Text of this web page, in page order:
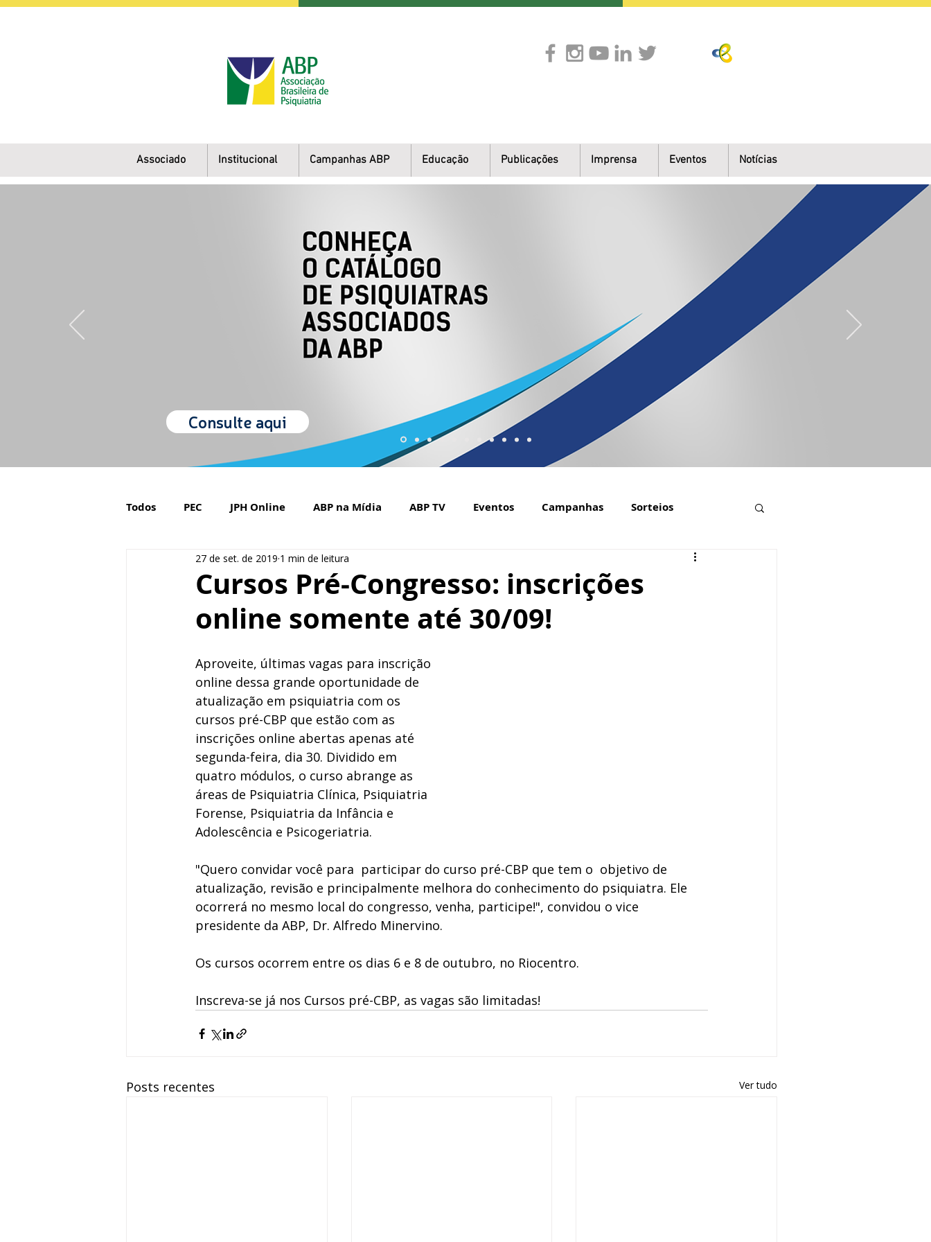
Associado Institucional Campanhas ABP Educação Publicações Imprensa Eventos Notícias
Consulte aqui
Todos PEC JPH Online ABP na Mídia ABP TV Eventos Campanhas Sorteios
Orgulho de ser Psiquiatra Setembro Amarelo na mídia
Cursos Pré-Congresso: inscrições
online somente até 30/09!
27 de set. de 2019 1 min de leitura
Aproveite, últimas vagas para inscrição
online dessa grande oportunidade de
atualização em psiquiatria com os
cursos pré-CBP que estão com as
inscrições online abertas apenas até
segunda-feira, dia 30. Dividido em
quatro módulos, o curso abrange as
áreas de Psiquiatria Clínica, Psiquiatria
Forense, Psiquiatria da Infância e
Adolescência e Psicogeriatria.
"Quero convidar você para  participar do curso pré-CBP que tem o  objetivo de
atualização, revisão e principalmente melhora do conhecimento do psiquiatra. Ele
ocorrerá no mesmo local do congresso, venha, participe!", convidou o vice
presidente da ABP, Dr. Alfredo Minervino.
Os cursos ocorrem entre os dias 6 e 8 de outubro, no Riocentro.
Inscreva-se já nos Cursos pré-CBP, as vagas são limitadas!
Posts recentes Ver tudo